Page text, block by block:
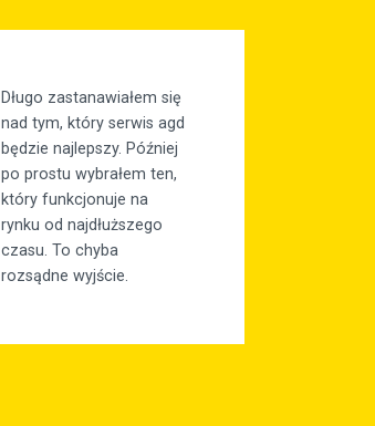
Długo zastanawiałem się
nad tym, który serwis agd
będzie najlepszy. Później
po prostu wybrałem ten,
który funkcjonuje na
rynku od najdłuższego
czasu. To chyba
rozsądne wyjście.